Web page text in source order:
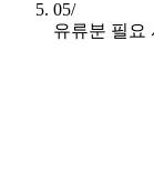
05/
유류분 필요